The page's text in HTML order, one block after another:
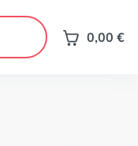
0,00 €